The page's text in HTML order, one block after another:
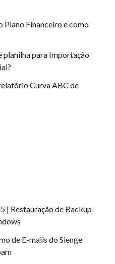
Plano Financeiro e como
planilha para Importação
Curva ABC de
| Restauração de Backup
de E-mails do Sienge